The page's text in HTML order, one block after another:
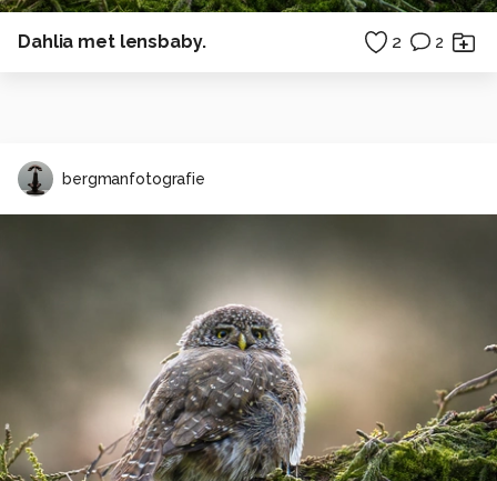
Dahlia met lensbaby. 2 2
bergmanfotografie